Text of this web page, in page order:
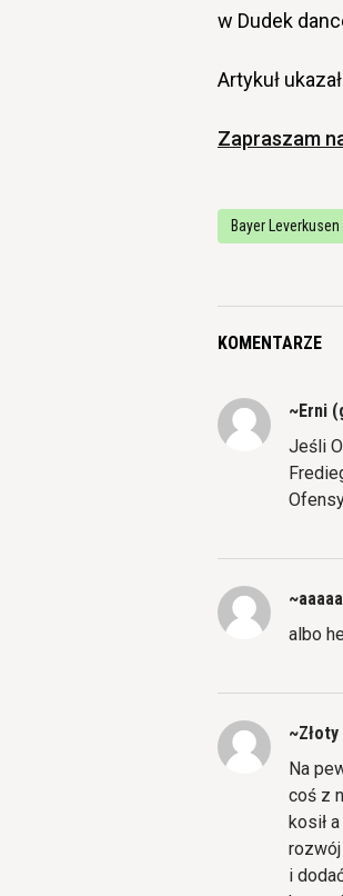
w Dudek
Artykuł
Zapraszam
Bayer Leverkusen
KOMENTARZE
~Erni
Jeśli
albo
Na
coś z
kosił
i